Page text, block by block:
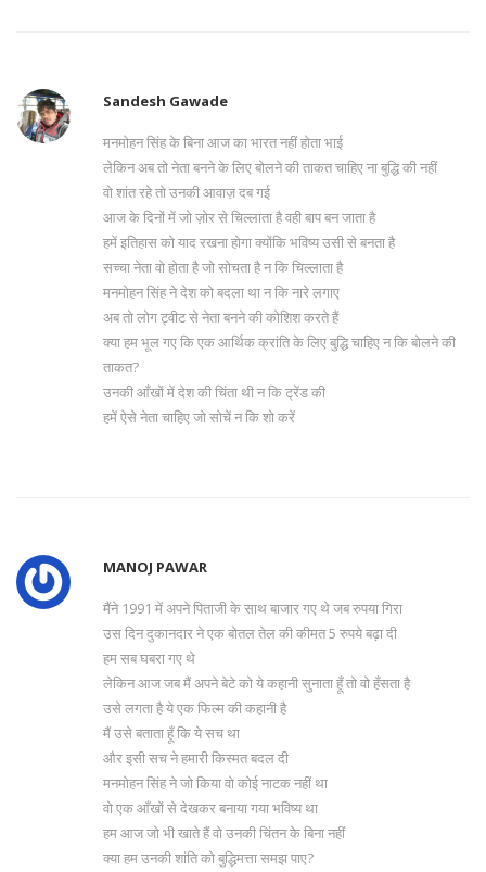
Sandesh Gawade
मनमोहन सिंह के बिना आज का भारत नहीं होता भाई
लेकिन अब तो नेता बनने के लिए बोलने की ताकत चाहिए ना बुद्धि की नहीं
वो शांत रहे तो उनकी आवाज़ दब गई
आज के दिनों में जो ज़ोर से चिल्लाता है वही बाप बन जाता है
हमें इतिहास को याद रखना होगा क्योंकि भविष्य उसी से बनता है
सच्चा नेता वो होता है जो सोचता है न कि चिल्लाता है
मनमोहन सिंह ने देश को बदला था न कि नारे लगाए
अब तो लोग ट्वीट से नेता बनने की कोशिश करते हैं
क्या हम भूल गए कि एक आर्थिक क्रांति के लिए बुद्धि चाहिए न कि बोलने की
ताकत?
उनकी आँखों में देश की चिंता थी न कि ट्रेंड की
हमें ऐसे नेता चाहिए जो सोचें न कि शो करें
MANOJ PAWAR
मैंने 1991 में अपने पिताजी के साथ बाजार गए थे जब रुपया गिरा
उस दिन दुकानदार ने एक बोतल तेल की कीमत 5 रुपये बढ़ा दी
हम सब घबरा गए थे
लेकिन आज जब मैं अपने बेटे को ये कहानी सुनाता हूँ तो वो हँसता है
उसे लगता है ये एक फिल्म की कहानी है
मैं उसे बताता हूँ कि ये सच था
और इसी सच ने हमारी किस्मत बदल दी
मनमोहन सिंह ने जो किया वो कोई नाटक नहीं था
वो एक आँखों से देखकर बनाया गया भविष्य था
हम आज जो भी खाते हैं वो उनकी चिंतन के बिना नहीं
क्या हम उनकी शांति को बुद्धिमत्ता समझ पाए?